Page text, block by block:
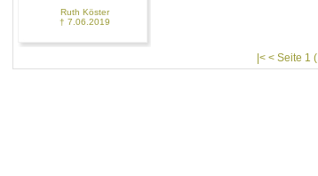
Ruth Köster
† 7.06.2019
|< < Seite 1